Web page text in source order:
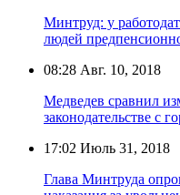
Минтруд: у
людей
08:28 Авг. 10, 2018
Медведев сравнил
законодательстве с
17:02 Июль 31, 2018
Глава Минтруда